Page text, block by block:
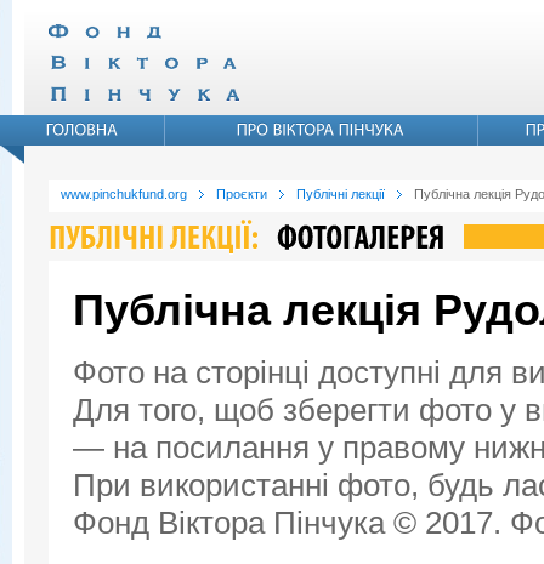
www.pinchukfund.org Проєкти Публічні лекції Публічна лекція
Публічна лекція
Фото на сторінці доступні для
Для того, щоб зберегти фото у
— на посилання у правому
При використанні фото, будь
Фонд Віктора Пінчука © 2017.